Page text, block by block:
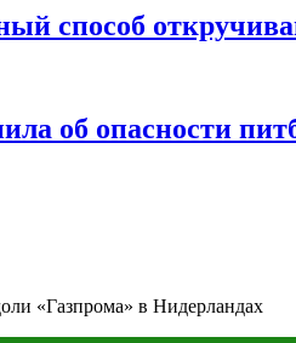
способ
об опасности
«Газпрома» в Нидерландах